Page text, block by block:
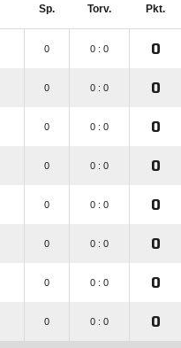
Sp. Torv. Pkt.
0 0 : 0 0
0 0 : 0 0
0 0 : 0 0
0 0 : 0 0
0 0 : 0 0
0 0 : 0 0
0 0 : 0 0
0 0 : 0 0